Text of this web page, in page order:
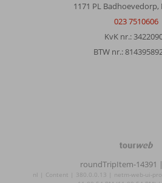
1171 PL
023 7510606
KvK nr.:
BTW nr.:
©
roundTripItem-14391
nl | Content | 380.0.0.13 | netm-web-ui-